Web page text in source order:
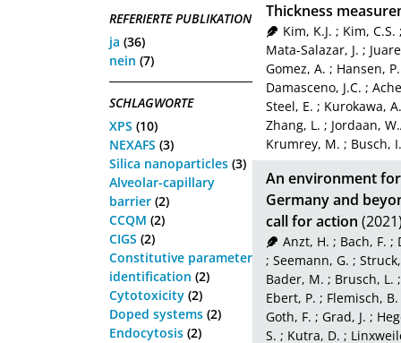
REFERIERTE PUBLIKATION
ja (36)
nein (7)
SCHLAGWORTE
XPS (10)
NEXAFS (3)
Silica nanoparticles (3)
Alveolar-capillary
barrier (2)
CCQM (2)
CIGS (2)
Constitutive parameter
identification (2)
Cytotoxicity (2)
Doped systems (2)
Endocytosis (2)
Thickness
Kim, K.J. ; Kim, C.S.
Mata-Salazar, J. ;
Gomez, A. ; Hansen,
Damasceno, J.C. ;
Steel, E. ; Kurokawa, A.
Zhang, L. ; Jordaan,
Krumrey, M. ; Busch, I.
An environment
Germany and
call for action
Anzt, H. ; Bach, F. ;
; Seemann, G. ;
Bader, M. ; Brusch, L.
Ebert, P. ; Flemisch, B.
Goth, F. ; Grad, J. ;
S. ; Kutra, D. ;